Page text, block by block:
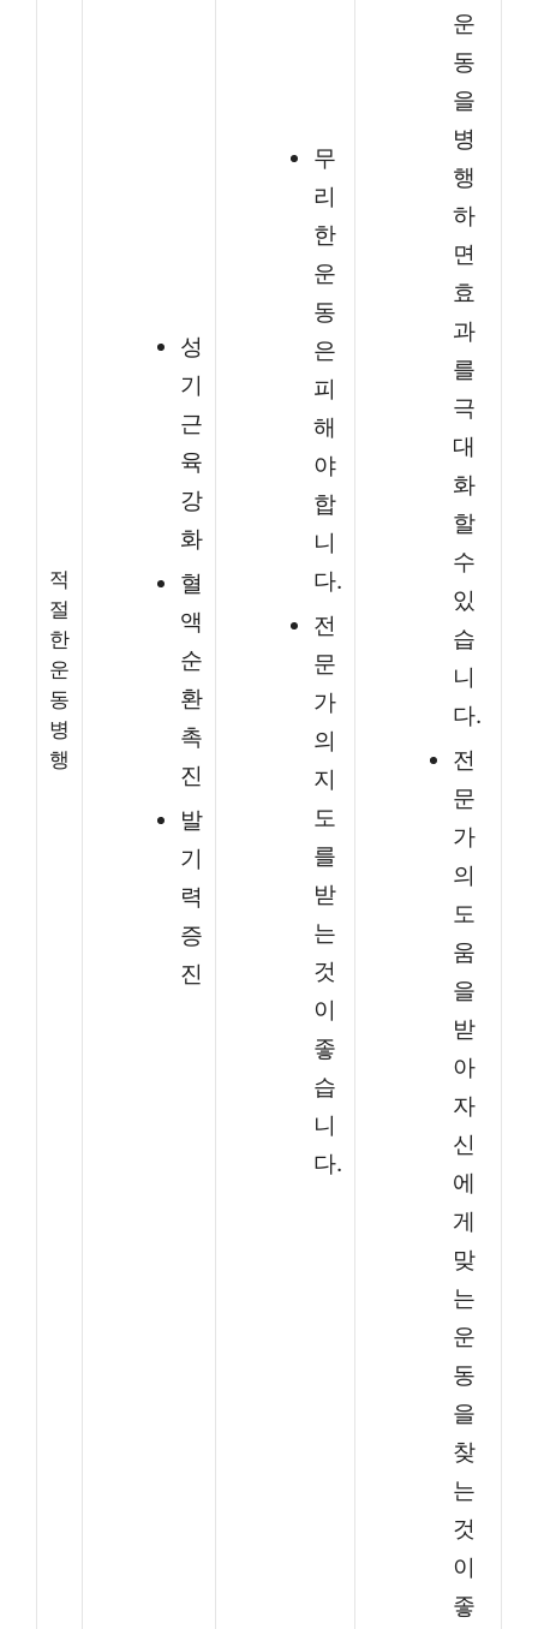
적
절
한
운
동
병
행
성
기
근
육
강
화
혈
액
순
환
촉
진
발
기
력
증
진
무
리
한
운
동
은
피
해
야
합
니
다.
전
문
가
의
지
도
를
받
는
것
이
좋
습
니
다.
운
동
을
병
행
하
면
효
과
를
극
대
화
할
수
있
습
니
다.
전
문
가
의
도
움
을
받
아
자
신
에
게
맞
는
운
동
을
찾
는
것
이
좋